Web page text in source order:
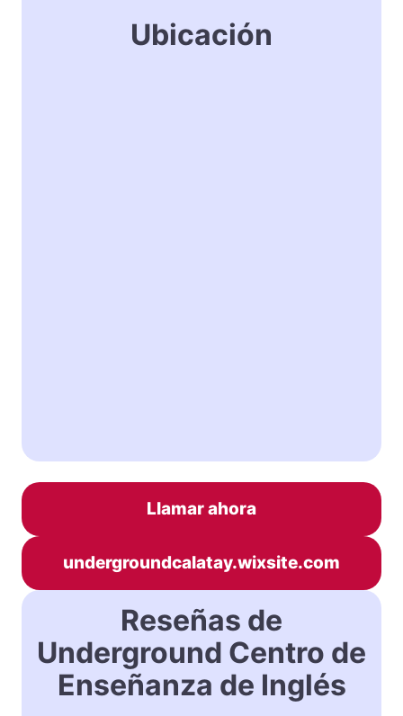
Ubicación
Llamar ahora
undergroundcalatay.wixsite.com
Reseñas de
Underground Centro de
Enseñanza de Inglés